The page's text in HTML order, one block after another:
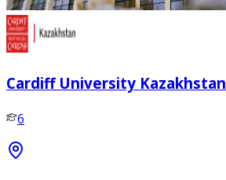
Cardiff University Kazakhstan
6